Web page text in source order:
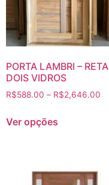
PORTA LAMBRI – RETA
DOIS VIDROS
R$588.00 – R$2,646.00
Ver opções